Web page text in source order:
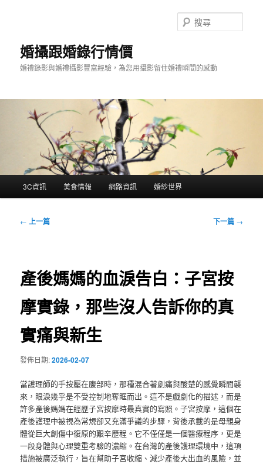
婚攝跟婚錄行情價
婚禮錄影與婚禮攝影豐富經驗，為您用攝影留住婚禮瞬間的感動
尋
3C資訊 美食情報 網路資訊 婚紗世界
文
← 上一篇 下一篇 →
產後媽媽的血淚告白：子宮按
摩實錄，那些沒人告訴你的真
實痛與新生
發佈日期:2026-02-07
當護理師的手按壓在腹部時，那種混合著劇痛與酸楚的感覺瞬間襲
來，眼淚幾乎是不受控制地奪眶而出。這不是戲劇化的描述，而是
許多產後媽媽在經歷子宮按摩時最真實的寫照。子宮按摩，這個在
產後護理中被視為常規卻又充滿爭議的步驟，背後承載的是母親身
體從巨大創傷中復原的艱辛歷程。它不僅僅是一個醫療程序，更是
一段身體與心理雙重考驗的濃縮。在台灣的產後護理環境中，這項
措施被廣泛執行，旨在幫助子宮收縮、減少產後大出血的風險，並